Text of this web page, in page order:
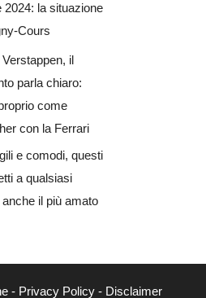
2024: la situazione
Cours
il
parla chiaro:
come
con la Ferrari
e comodi, questi
a qualsiasi
anche il più amato
- Privacy Policy- Disclaimer